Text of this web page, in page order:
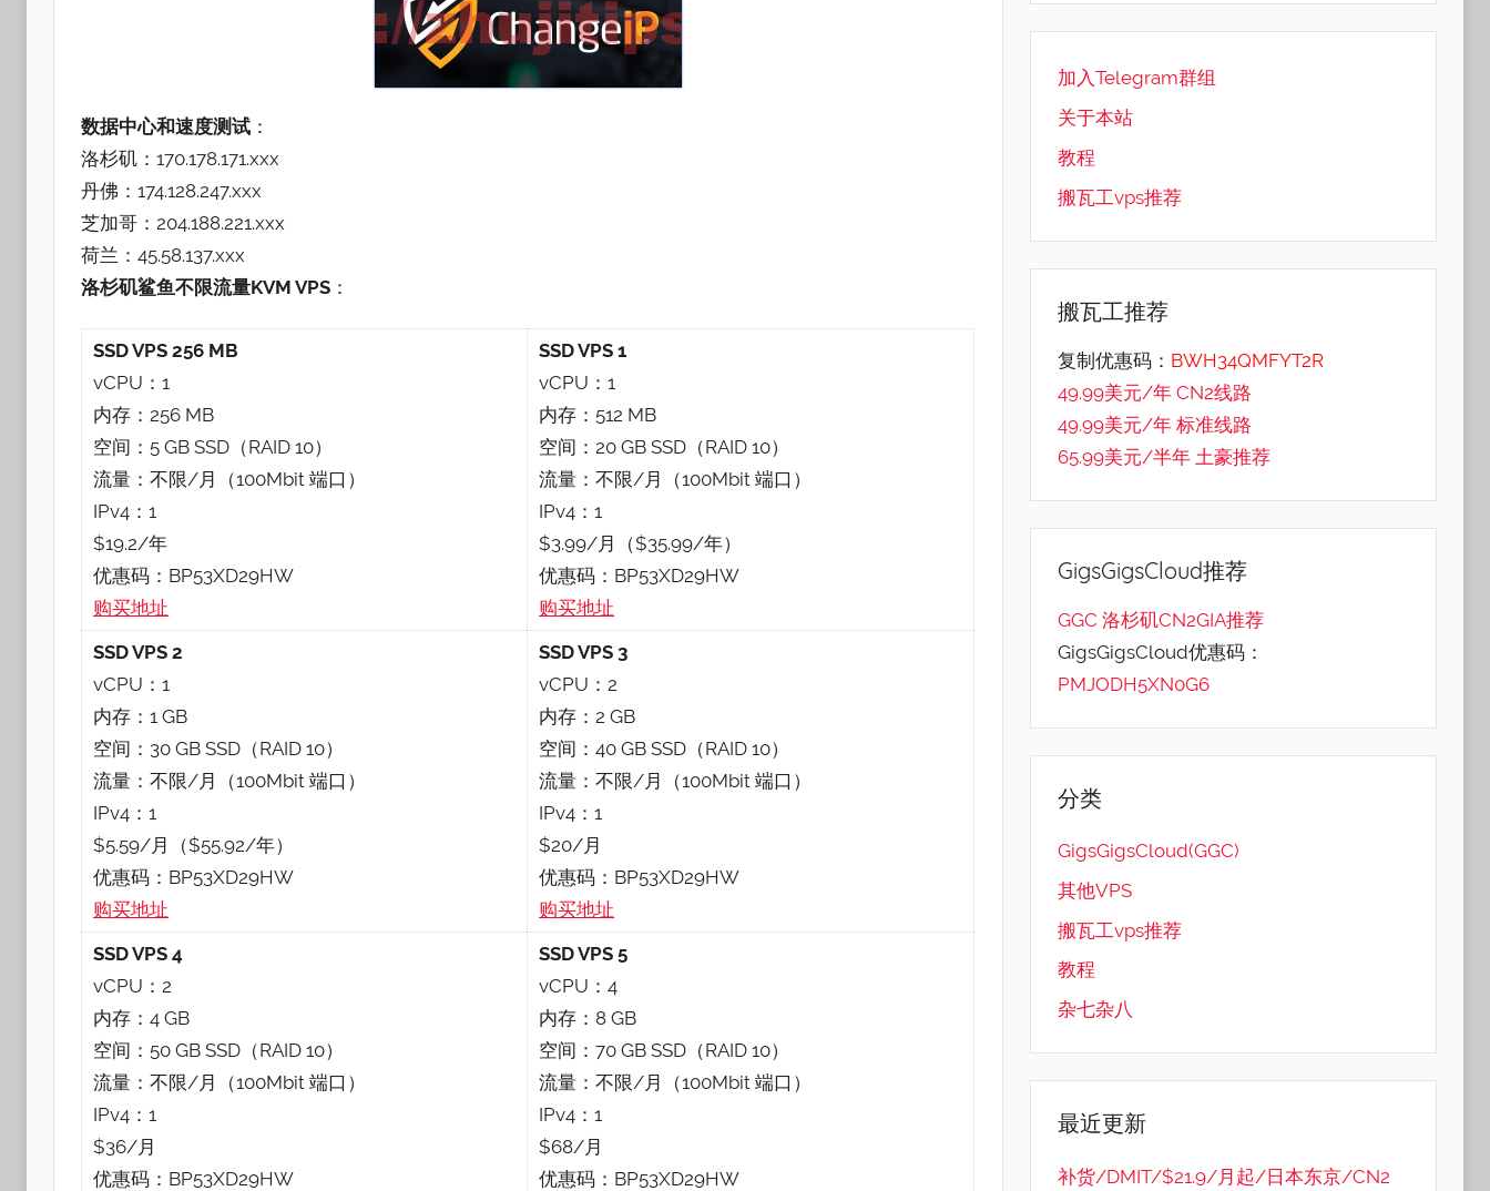
数据中心和速度测试 ：
洛杉矶：170.178.171.xxx
丹佛：174.128.247.xxx
芝加哥：204.188.221.xxx
荷兰：45.58.137.xxx
洛杉矶鲨鱼不限流量KVM VPS ：
SSD VPS 256 MB
vCPU：1
内存：256 MB
空间：5 GB SSD（RAID 10）
流量：不限/月（100Mbit 端口）
IPv4：1
$19.2/年
优惠码：BP53XD29HW
购买地址
SSD VPS 1
vCPU：1
内存：512 MB
空间：20 GB SSD（RAID 10）
流量：不限/月（100Mbit 端口）
IPv4：1
$3.99/月（$35.99/年）
优惠码：BP53XD29HW
购买地址
SSD VPS 2
vCPU：1
内存：1 GB
空间：30 GB SSD（RAID 10）
流量：不限/月（100Mbit 端口）
IPv4：1
$5.59/月（$55.92/年）
优惠码：BP53XD29HW
购买地址
SSD VPS 3
vCPU：2
内存：2 GB
空间：40 GB SSD（RAID 10）
流量：不限/月（100Mbit 端口）
IPv4：1
$20/月
优惠码：BP53XD29HW
购买地址
SSD VPS 4
vCPU：2
内存：4 GB
空间：50 GB SSD（RAID 10）
流量：不限/月（100Mbit 端口）
IPv4：1
$36/月
优惠码：BP53XD29HW
SSD VPS 5
vCPU：4
内存：8 GB
空间：70 GB SSD（RAID 10）
流量：不限/月（100Mbit 端口）
IPv4：1
$68/月
优惠码：BP53XD29HW
加入Telegram群组
关于本站
教程
搬瓦工vps推荐
搬瓦工推荐
复制优惠码： BWH34QMFYT2R
49.99美元/年 CN2线路
49.99美元/年 标准线路
65.99美元/半年 土豪推荐
GigsGigsCloud推荐
GGC 洛杉矶CN2GIA推荐
GigsGigsCloud优惠码：
PMJODH5XN0G6
分类
GigsGigsCloud(GGC)
其他VPS
搬瓦工vps推荐
教程
杂七杂八
最近更新
补货/DMIT/$21.9/月起/日本东京/CN2